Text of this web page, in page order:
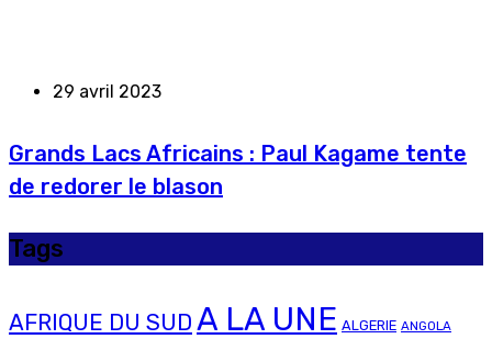
29 avril 2023
Grands Lacs Africains : Paul Kagame tente
de redorer le blason
Tags
AFRIQUE DU SUD A LA UNE ALGERIE ANGOLA